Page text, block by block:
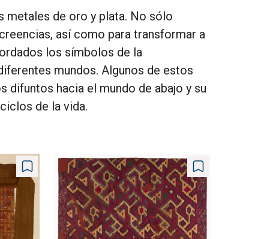
metales de oro y plata. No sólo
así como para transformar a
los símbolos de la
mundos. Algunos de estos
hacia el mundo de abajo y su
de la vida.